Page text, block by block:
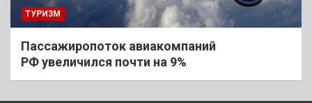
ТУРИЗМ
Пассажиропоток авиакомпаний
РФ увеличился почти на 9%